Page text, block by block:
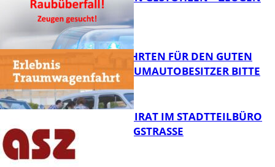
FB News
GESUCHT!
FB News
SPENDENFAHRTEN FÜR DEN GUTEN
ZWECK – TRAUMAUTOBESITZER BITTE
MELDEN!
SENIORENBEIRAT IM STADTTEILBÜRO
IN DER KÖNIGSTRASSE